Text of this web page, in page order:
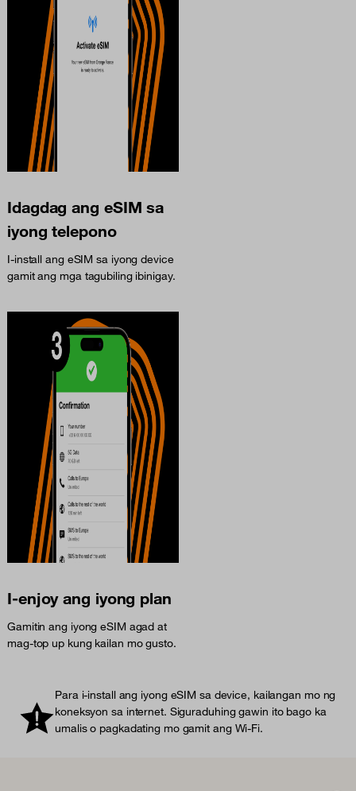
Idagdag ang eSIM sa
iyong telepono
I-install ang eSIM sa iyong device
gamit ang mga tagubiling ibinigay.
I-enjoy ang iyong plan
Gamitin ang iyong eSIM agad at
mag-top up kung kailan mo gusto.
Para i-install ang iyong eSIM sa device, kailangan mo ng
koneksyon sa internet. Siguraduhing gawin ito bago ka
umalis o pagkadating mo gamit ang Wi-Fi.